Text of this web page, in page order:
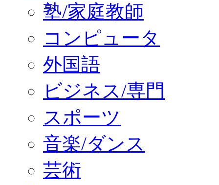
塾/家庭教師
コンピュータ
外国語
ビジネス/専門
スポーツ
音楽/ダンス
芸術